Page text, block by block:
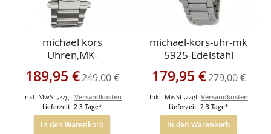
michael kors
Uhren,MK-
5353,Parker-Edelstahl
Sonderangebot
189,95 €249,00 €
Inkl. MwSt. ,zzgl. Versandkosten
Lieferzeit: 2-3 Tage*
In den Warenkorb
michael-kors-uhr-mk
5925-Edelstahl
Sonderangebot
179,95 €279,00 €
Inkl. MwSt. ,zzgl. Versandkosten
Lieferzeit: 2-3 Tage*
In den Warenkorb